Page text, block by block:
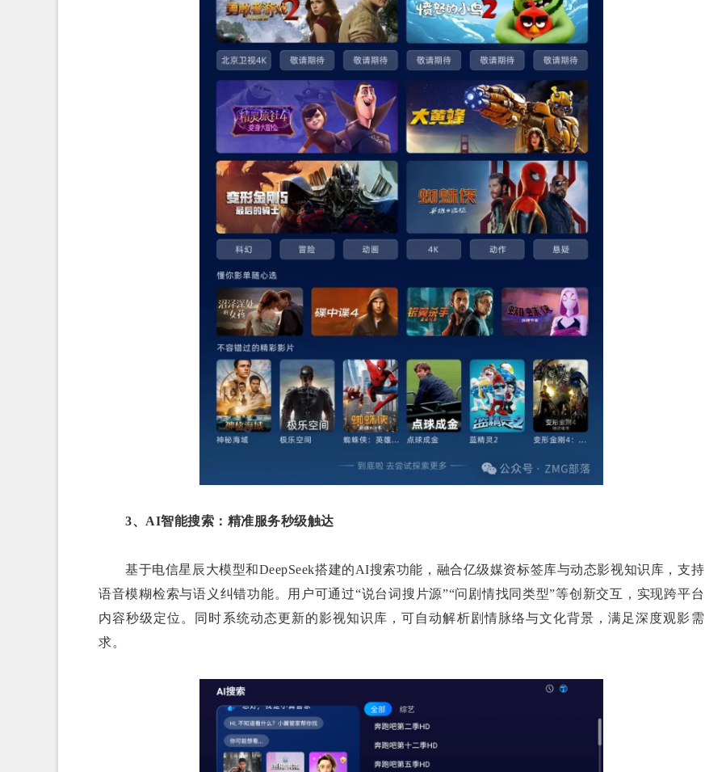
3、AI智能搜索：精准服务秒级触达
基于电信星辰大模型和DeepSeek搭建的AI搜索功能，融合亿级媒资标签库与动态影视知识库，支持
语音模糊检索与语义纠错功能。用户可通过“说台词搜片源”“问剧情找同类型”等创新交互，实现跨平台
内容秒级定位。同时系统动态更新的影视知识库，可自动解析剧情脉络与文化背景，满足深度观影需
求。